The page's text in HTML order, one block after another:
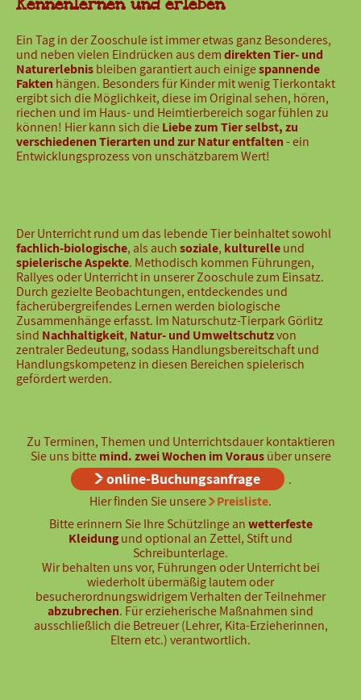
Kennenlernen und erleben
Ein Tag in der Zooschule ist immer etwas ganz Besonderes,
und neben vielen Eindrücken aus demdirekten Tier- und
Naturerlebnisbleiben garantiert auch einigespannende
Fakten hängen. Besonders für Kinder mit wenig Tierkontakt
ergibt sich die Möglichkeit, diese im Original sehen, hören,
riechen und im Haus- und Heimtierbereich sogar fühlen zu
können! Hier kann sich dieLiebe zum Tier selbst, zu
verschiedenen Tierarten und zur Natur entfalten- ein
Entwicklungsprozess von unschätzbarem Wert!
Der Unterricht rund um das lebende Tier beinhaltet sowohl
fachlich-biologische, als auchsoziale, kulturelleund
spielerische Aspekte. Methodisch kommen Führungen,
Rallyes oder Unterricht in unserer Zooschule zum Einsatz.
Durch gezielte Beobachtungen, entdeckendes und
fächerübergreifendes Lernen werden biologische
Zusammenhänge erfasst. Im Naturschutz-Tierpark Görlitz
sind Nachhaltigkeit, Natur- und Umweltschutzvon
zentraler Bedeutung, sodass Handlungsbereitschaft und
Handlungskompetenz in diesen Bereichen spielerisch
gefördert werden.
Zu Terminen, Themen und Unterrichtsdauer kontaktieren
Sie uns bittemind. zwei Wochen im Vorausüber unsere
online-Buchungsanfrage
.
Hier finden Sie unsere
Preisliste.
Bitte erinnern Sie Ihre Schützlinge anwetterfeste
Kleidungund optional an Zettel, Stift und
Schreibunterlage.
Wir behalten uns vor, Führungen oder Unterricht bei
wiederholt übermäßig lautem oder
besucherordnungswidrigem Verhalten der Teilnehmer
abzubrechen. Für erzieherische Maßnahmen sind
ausschließlich die Betreuer (Lehrer, Kita-Erzieherinnen,
Eltern etc.) verantwortlich.